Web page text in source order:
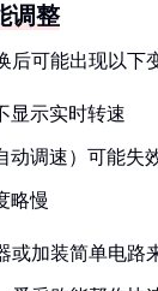
调整
后可能出现以下
显示实时转速
动调速）可能失
略慢
或加装简单电路